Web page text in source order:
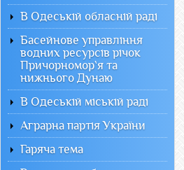
В Одеській обласній раді
Басейнове управління
водних ресурсів річок
Причорномор`я та
нижнього Дунаю
В Одеській міській раді
Аграрна партія України
Гаряча тема